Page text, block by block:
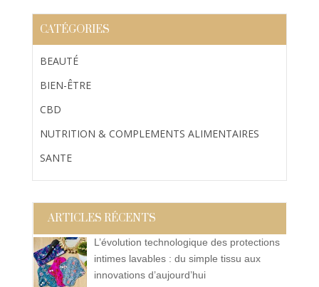
CATÉGORIES
BEAUTÉ
BIEN-ÊTRE
CBD
NUTRITION & COMPLEMENTS ALIMENTAIRES
SANTE
ARTICLES RÉCENTS
L’évolution technologique des protections
intimes lavables : du simple tissu aux
innovations d’aujourd’hui